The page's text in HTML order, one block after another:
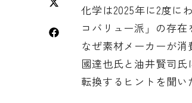
化学は2025年に2度に
コバリュー派」の存
なぜ素材メーカーが
國達也氏と油井賢司
転換するヒントを聞い